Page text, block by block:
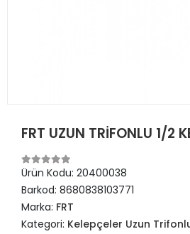
FRT UZUN TRİFONLU 1/2
Ürün Kodu: 20400038
Barkod: 8680838103771
Marka: FRT
Kategori: Kelepçeler Uzun